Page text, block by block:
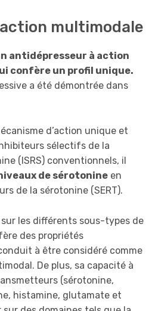
multimodale
antidépresseur à action
confère un profil unique.
a été démontrée dans
d’action unique et
sélectifs de la
(ISRS) conventionnels, il
de sérotonine en
de la sérotonine (SERT).
les différents sous-types de
des propriétés
à être considéré comme
De plus, sa capacité à
(sérotonine,
histamine, glutamate et